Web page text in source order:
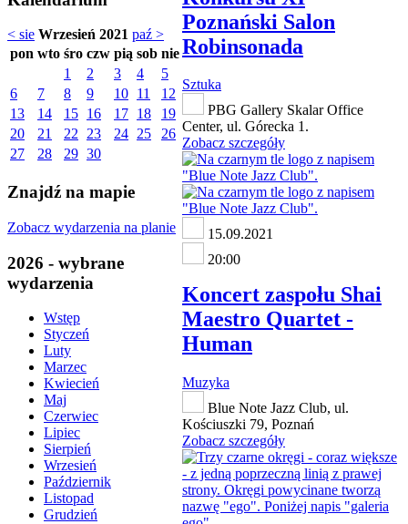
< sie Wrzesień 2021 paź >
pon wto śro czw pią sob nie
1
2 3 4
5
6
7 8 9 10 11
12
13
14 15 16 17 18
19
20
21 22 23 24 25
26
27
28 29 30
Znajdź na mapie
Zobacz wydarzenia na planie
2026 - wybrane
wydarzenia
Wstęp
Styczeń
Luty
Marzec
Kwiecień
Maj
Czerwiec
Lipiec
Sierpień
Wrzesień
Październik
Listopad
Grudzień
Poznański Salon
Robinsonada
Sztuka
PBG Gallery Skalar Office
Center, ul. Górecka 1.
Zobacz szczegóły
15.09.2021
20:00
Koncert zaspołu Shai
Maestro Quartet -
Human
Muzyka
Blue Note Jazz Club, ul.
Kościuszki 79, Poznań
Zobacz szczegóły